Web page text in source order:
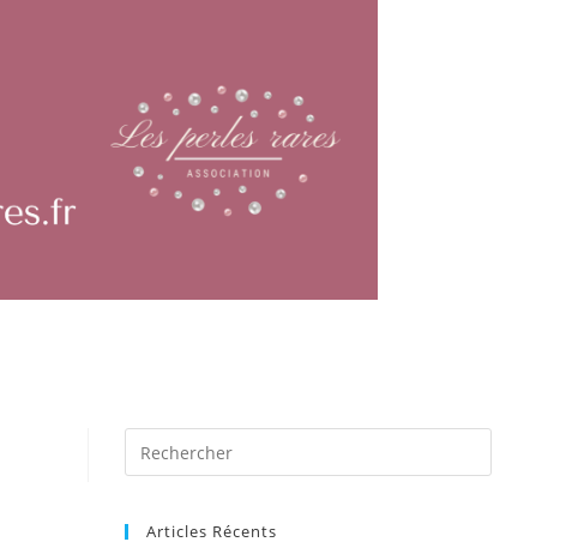
Articles Récents